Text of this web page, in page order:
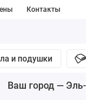
Контакты
и подушки
Ваш город —